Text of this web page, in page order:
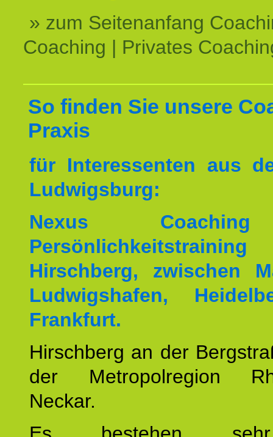
» zum Seitenanfang
Coaching | Privates
So finden Sie unsere
Praxis
für Interessenten aus
Ludwigsburg:
Nexus
Hirschberg, zwischen
Ludwigshafen,
Frankfurt.
Hirschberg an der
der Metropolregion
Neckar.